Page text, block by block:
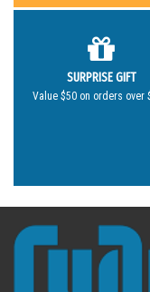
SURPRISE GIFT
Value $50 on orders over